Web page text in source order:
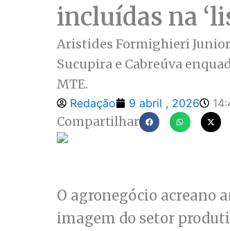
incluídas na
Aristides Formighieri
Sucupira e Cabreúva
MTE.
Redação 9 abril , 2026
Compartilhar
O agronegócio acreano
imagem do setor